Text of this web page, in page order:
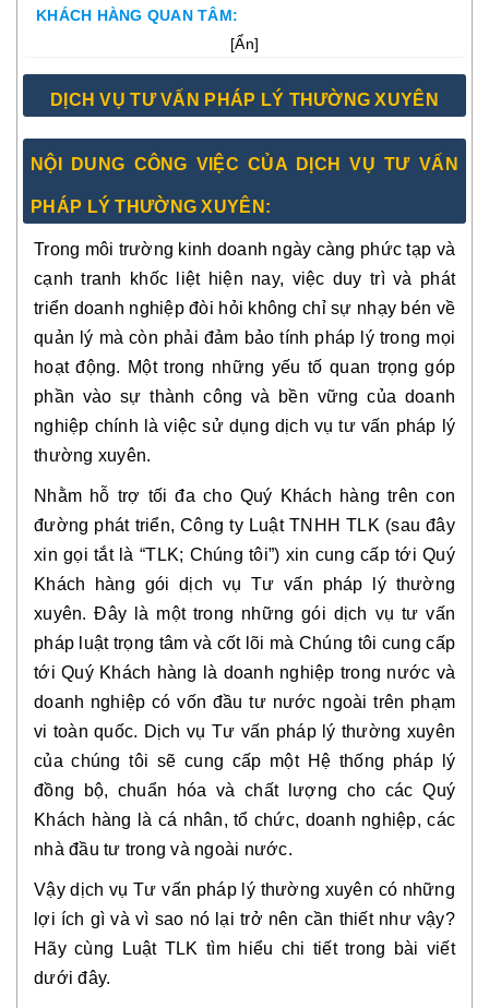
KHÁCH HÀNG QUAN TÂM:
[Ẩn]
DỊCH VỤ TƯ VẤN PHÁP LÝ THƯỜNG XUYÊN
NỘI DUNG CÔNG VIỆC CỦA DỊCH VỤ TƯ VẤN
PHÁP LÝ THƯỜNG XUYÊN:
Trong môi trường kinh doanh ngày càng phức tạp và
cạnh tranh khốc liệt hiện nay, việc duy trì và phát
triển doanh nghiệp đòi hỏi không chỉ sự nhạy bén về
quản lý mà còn phải đảm bảo tính pháp lý trong mọi
hoạt động. Một trong những yếu tố quan trọng góp
phần vào sự thành công và bền vững của doanh
nghiệp chính là việc sử dụng dịch vụ tư vấn pháp lý
thường xuyên.
Nhằm hỗ trợ tối đa cho Quý Khách hàng trên con
đường phát triển, Công ty Luật TNHH TLK (sau đây
xin gọi tắt là “TLK; Chúng tôi”) xin cung cấp tới Quý
Khách hàng gói dịch vụ Tư vấn pháp lý thường
xuyên. Đây là một trong những gói dịch vụ tư vấn
pháp luật trọng tâm và cốt lõi mà Chúng tôi cung cấp
tới Quý Khách hàng là doanh nghiệp trong nước và
doanh nghiệp có vốn đầu tư nước ngoài trên phạm
vi toàn quốc. Dịch vụ Tư vấn pháp lý thường xuyên
của chúng tôi sẽ cung cấp một Hệ thống pháp lý
đồng bộ, chuẩn hóa và chất lượng cho các Quý
Khách hàng là cá nhân, tổ chức, doanh nghiệp, các
nhà đầu tư trong và ngoài nước.
Vậy dịch vụ Tư vấn pháp lý thường xuyên có những
lợi ích gì và vì sao nó lại trở nên cần thiết như vậy?
Hãy cùng Luật TLK tìm hiểu chi tiết trong bài viết
dưới đây.